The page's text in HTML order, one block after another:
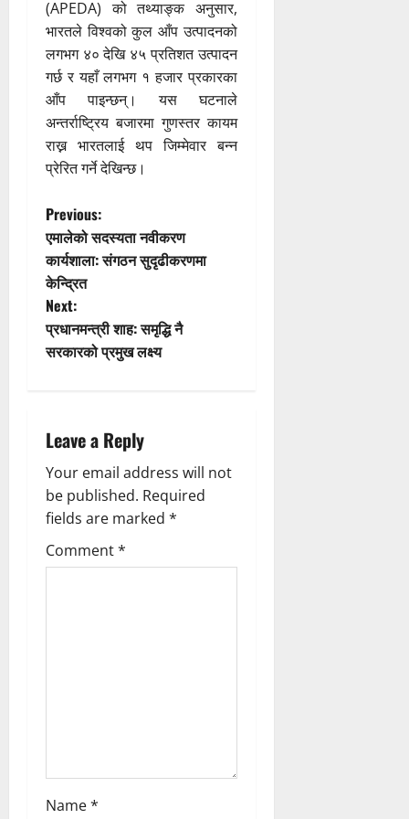
(APEDA) को तथ्याङ्क अनुसार,
भारतले विश्वको कुल आँप उत्पादनको
लगभग ४० देखि ४५ प्रतिशत उत्पादन
गर्छ र यहाँ लगभग १ हजार प्रकारका
आँप पाइन्छन्। यस घटनाले
अन्तर्राष्ट्रिय बजारमा गुणस्तर कायम
राख्न भारतलाई थप जिम्मेवार बन्न
प्रेरित गर्ने देखिन्छ।
P
o
s
t
v
i
g
a
Previous:
एमालेको सदस्यता नवीकरण
कार्यशाला: संगठन सुदृढीकरणमा
केन्द्रित
Next:
प्रधानमन्त्री शाह: समृद्धि नै
सरकारको प्रमुख लक्ष्य
Leave a Reply
Your email address will not
be published. Required
fields are marked *
Comment*
Name*